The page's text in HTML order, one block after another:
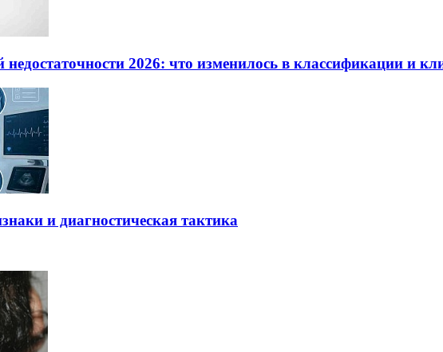
недостаточности 2026: что изменилось в классификации и
и диагностическая тактика